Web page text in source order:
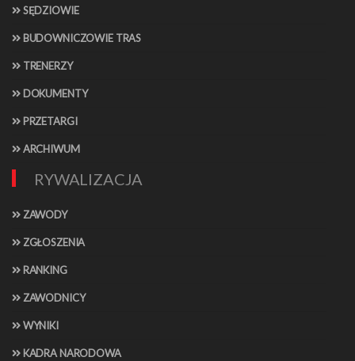
SĘDZIOWIE
BUDOWNICZOWIE TRAS
TRENERZY
DOKUMENTY
PRZETARGI
ARCHIWUM
RYWALIZACJA
ZAWODY
ZGŁOSZENIA
RANKING
ZAWODNICY
WYNIKI
KADRA NARODOWA